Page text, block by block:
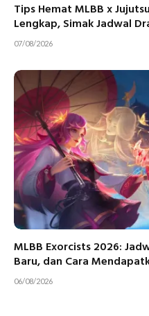
Tips Hemat MLBB x
Lengkap, Simak Jadwal
07/08/2026
MLBB Exorcists 2026:
Baru, dan Cara
06/08/2026